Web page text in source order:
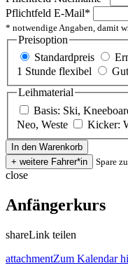
Pflichtfeld E-Mail*
* notwendige Angaben, damit
Preisoption
Standardpreis
1 Stunde flexibel
Leihmaterial
Basis: Ski,
Neo, Weste
Kicker:
Spare
close
Anfängerkurs
shareLink teilen
attachmentZum Kalendar